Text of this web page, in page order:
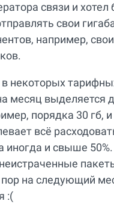
связи и
свои
например,
некоторых
месяц выделяется
порядка 30 гб,
всё
иногда и свыше
пор на следующий
:(